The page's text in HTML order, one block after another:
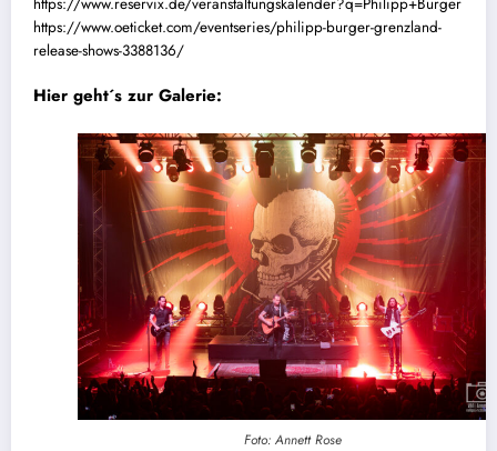
https://www.oeticket.com/eventseries/philipp-burger-grenzland-
release-shows-3388136/
Hier geht´s zur Galerie:
Foto: Annett Rose